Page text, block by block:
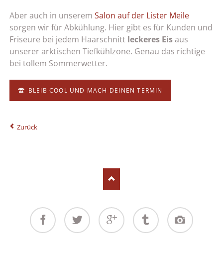
Aber auch in unserem Salon auf der Lister Meile
sorgen wir für Abkühlung. Hier gibt es für Kunden und
Friseure bei jedem Haarschnittleckeres Eisaus
unserer arktischen Tiefkühlzone. Genau das richtige
bei tollem Sommerwetter.
BLEIB COOL UND MACH DEINEN TERMIN
Zurück